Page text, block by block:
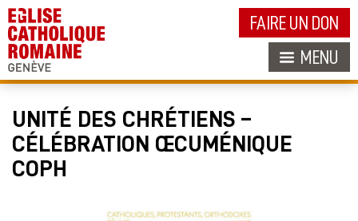
FAIRE UN DON
MENU
UNITÉ DES CHRÉTIENS –
CÉLÉBRATION ŒCUMÉNIQUE
COPH